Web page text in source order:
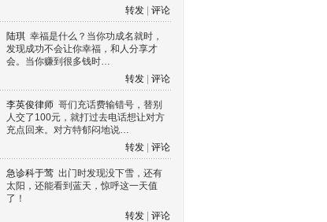
转发
评论
陆琪 幸福是什么？当你功成名就时，
发现成功不会让你幸福，和人分享才
会。当你赚到很多钱时…
转发
评论
李英俊律师 哥们充话费输错号，替别
人交了100元，就打过去电话想让对方
充点回来。对方特郁闷地说…
转发
评论
急诊科于莺 出门时发现没下雪，还有
太阳，还能看到蓝天，惊呼这一天值
了！
转发
评论